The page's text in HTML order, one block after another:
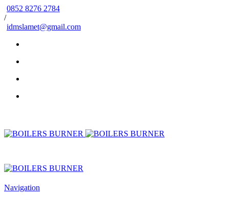
0852 8276 2784
/
idmslamet@gmail.com
Navigation